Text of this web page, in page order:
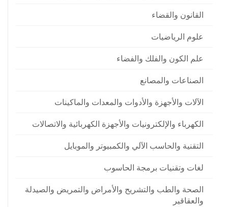
القانون والقضاء
علوم الرياضيات
علم الكون والفلك والفضاء
الصناعات والمصانع
الآلات والأجهزة والأدوات والمعدات والماكينات
الكهرباء والإلكترونيات والأجهزة الكهربائية والاتصالات
التقنية والحاسب الآلي والكمبيوتر والموبايل
لغات وتقنيات برمجة الحاسوب
الصحة والطب والتشريح والأمراض والتمريض والصيدلة
والعقاقير